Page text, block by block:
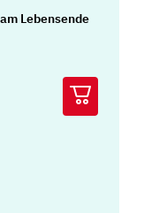
Lebensende